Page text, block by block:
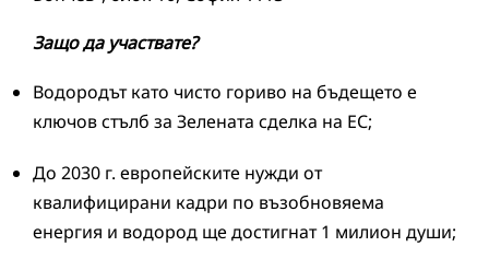
Защо да участвате?
Водородът като чисто гориво на бъдещето е
ключов стълб за Зелената сделка на ЕС;
До 2030 г. европейските нужди от
квалифицирани кадри по възобновяема
енергия и водород ще достигнат 1 милион души;